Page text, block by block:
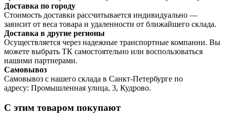
Доставка по городу
Стоимость доставки рассчитывается индивидуально —
зависит от веса товара и удаленности от ближайшего склада.
Доставка в другие регионы
Осуществляется через надежные транспортные компании. Вы
можете выбрать ТК самостоятельно или воспользоваться
нашими партнерами.
Самовывоз
Самовывоз с нашего склада в Санкт-Петербурге по
адресу: Промышленная улица, 3, Кудрово.
С этим товаром покупают